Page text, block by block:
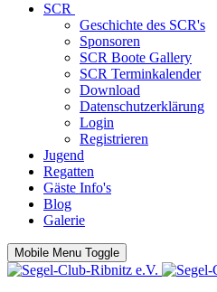
SCR
Geschichte des SCR's
Sponsoren
SCR Boote Gallery
SCR Terminkalender
Download
Datenschutzerklärung
Login
Registrieren
Jugend
Regatten
Gäste Info's
Blog
Galerie
Mobile Menu Toggle